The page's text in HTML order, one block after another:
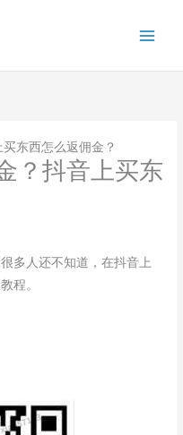
东西怎么返佣金？
？抖音上买东
多人还不知道，在抖音上
程。